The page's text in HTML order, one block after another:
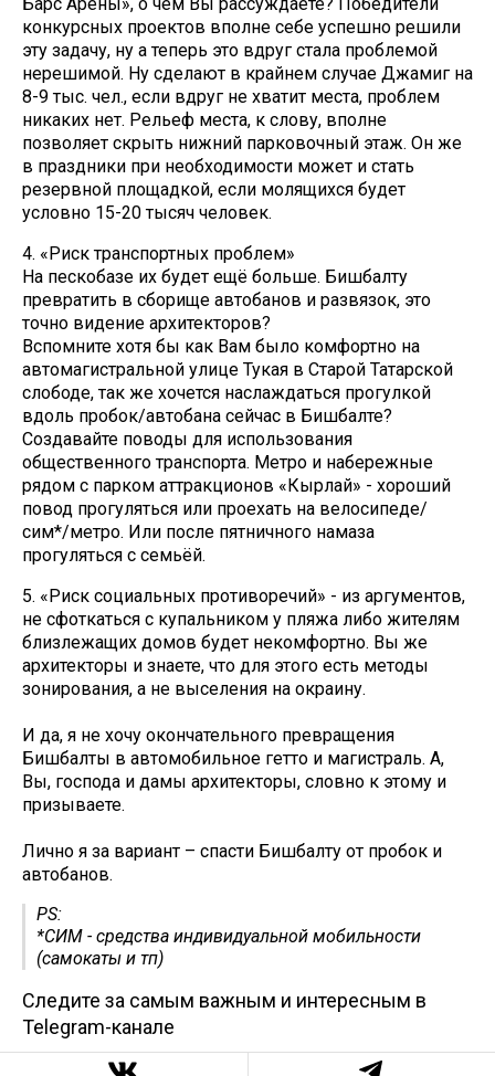
конкурсных проектов вполне себе успешно решили
эту задачу, ну а теперь это вдруг стала проблемой
нерешимой. Ну сделают в крайнем случае Джамиг на
8-9 тыс. чел., если вдруг не хватит места, проблем
никаких нет. Рельеф места, к слову, вполне
позволяет скрыть нижний парковочный этаж. Он же
в праздники при необходимости может и стать
резервной площадкой, если молящихся будет
условно 15-20 тысяч человек.
4. «Риск транспортных проблем»
На пескобазе их будет ещё больше. Бишбалту
превратить в сборище автобанов и развязок, это
точно видение архитекторов?
Вспомните хотя бы как Вам было комфортно на
автомагистральной улице Тукая в Старой Татарской
слободе, так же хочется наслаждаться прогулкой
вдоль пробок/автобана сейчас в Бишбалте?
Создавайте поводы для использования
общественного транспорта. Метро и набережные
рядом с парком аттракционов «Кырлай» - хороший
повод прогуляться или проехать на велосипеде/
сим*/метро. Или после пятничного намаза
прогуляться с семьёй.
5. «Риск социальных противоречий» - из аргументов,
не сфоткаться с купальником у пляжа либо жителям
близлежащих домов будет некомфортно. Вы же
архитекторы и знаете, что для этого есть методы
зонирования, а не выселения на окраину.
И да, я не хочу окончательного превращения
Бишбалты в автомобильное гетто и магистраль. А,
Вы, господа и дамы архитекторы, словно к этому и
призываете.
Лично я за вариант – спасти Бишбалту от пробок и
автобанов.
PS:
*СИМ - средства индивидуальной мобильности
(самокаты и тп)
Следите за самым важным и интересным в
Telegram-канале